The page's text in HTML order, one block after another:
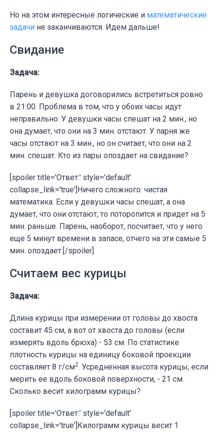
Но на этом интересные логические и математические
задачи не заканчиваются. Идем дальше!
Свидание
Задача:
Парень и девушка договорились встретиться ровно
в 21:00. Проблема в том, что у обоих часы идут
неправильно. У девушки часы спешат на 2 мин., но
она думает, что они на 3 мин. отстают. У парня же
часы отстают на 3 мин., но он считает, что они на 2
мин. спешат. Кто из пары опоздает на свидание?
[spoiler title='Ответ:' style='default'
collapse_link='true']Ничего сложного: чистая
математика. Если у девушки часы спешат, а она
думает, что они отстают, то поторопится и придет на 5
мин. раньше. Парень, наоборот, посчитает, что у него
еще 5 минут времени в запасе, отчего на эти самые 5
мин. опоздает.[/spoiler]
Считаем вес курицы
Задача:
Длина курицы при измерении от головы до хвоста
составит 45 см, а вот от хвоста до головы (если
измерять вдоль брюха) - 53 см. По статистике
плотность курицы на единицу боковой проекции
составляет 8 г/см2. Усредненная высота курицы, если
мерить ее вдоль боковой поверхности, - 21 см.
Сколько весит килограмм курицы?
[spoiler title='Ответ:' style='default'
collapse_link='true']Килограмм курицы весит 1